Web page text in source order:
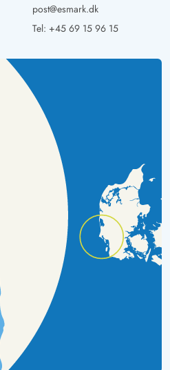
post@esmark.dk
Tel: +45 69 15 96 15